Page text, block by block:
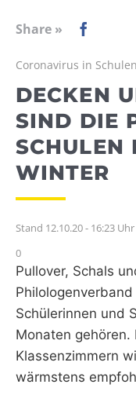
WEBRADIO
Share »
Coronavirus in Schulen
DECKEN
SIND DIE
SCHULEN
WINTER
Stand 12.10.20 - 16:23 Uhr
0
Pullover, Schals
Schülerinnen und
Monaten
Klassenzimmern
wärmstens